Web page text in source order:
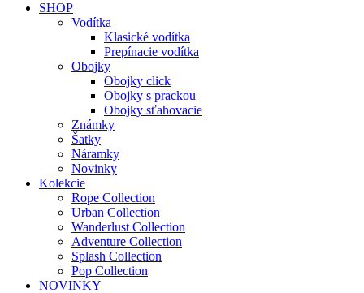
SHOP
Vodítka
Klasické vodítka
Prepínacie vodítka
Obojky
Obojky click
Obojky s prackou
Obojky sťahovacie
Známky
Šatky
Náramky
Novinky
Kolekcie
Rope Collection
Urban Collection
Wanderlust Collection
Adventure Collection
Splash Collection
Pop Collection
NOVINKY